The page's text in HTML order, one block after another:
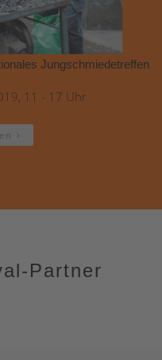
Jungschmiedetreffen
11 - 17 Uhr
Partner